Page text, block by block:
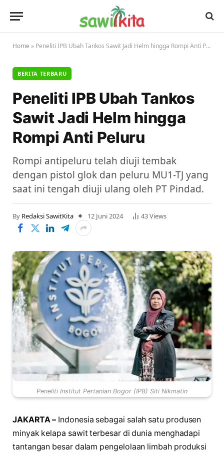
Home » Peneliti IPB Ubah Tankos Sawit Jadi Helm hingga Rompi Anti Peluru
BERITA TERBARU
Peneliti IPB Ubah Tankos
Sawit Jadi Helm hingga
Rompi Anti Peluru
Rompi antipeluru telah diuji tembak
dengan pistol glok dan peluru MU1-TJ yang
saat ini tengah diuji ulang oleh PT Pindad.
By Redaksi SawitKita 12 Juni 2024 43Views
Peneliti Institut Pertanian Bogor (IPB) Siti Nikmatin
JAKARTA – Indonesia sebagai salah satu produsen
minyak kelapa sawit terbesar di dunia menghadapi
tantangan besar dalam pengelolaan limbah produksi